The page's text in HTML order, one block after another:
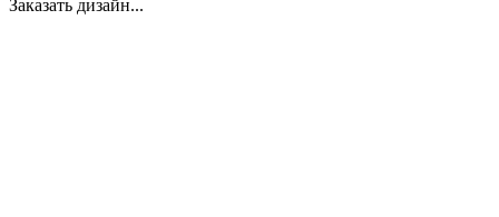
Заказать дизайн...